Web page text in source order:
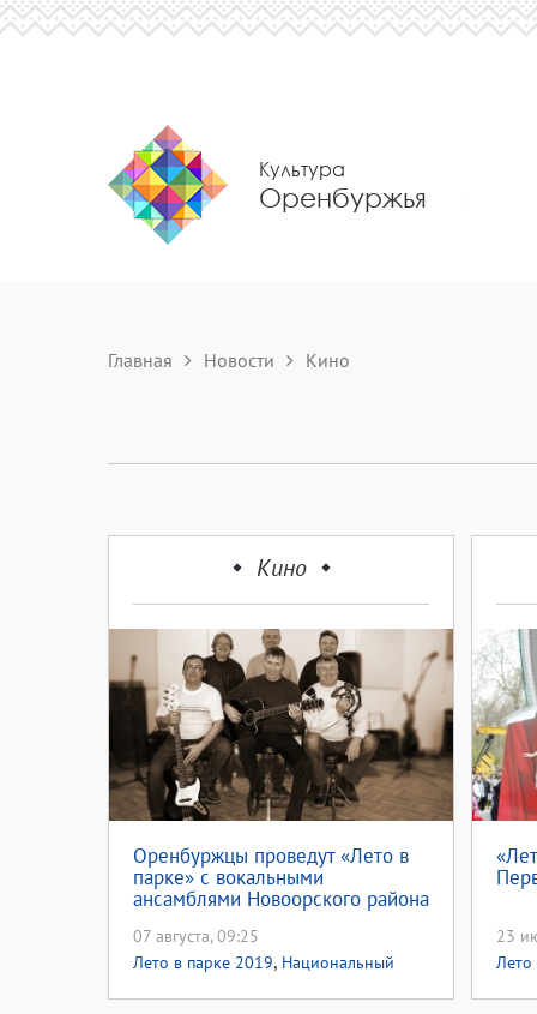
Культура
Оренбуржья
Главная Новости Кино
Кино
Оренбуржцы проведут «Лето в
парке» с вокальными
ансамблями Новоорского района
07 августа, 09:25
Лето в парке 2019, Национальный
23
Лето